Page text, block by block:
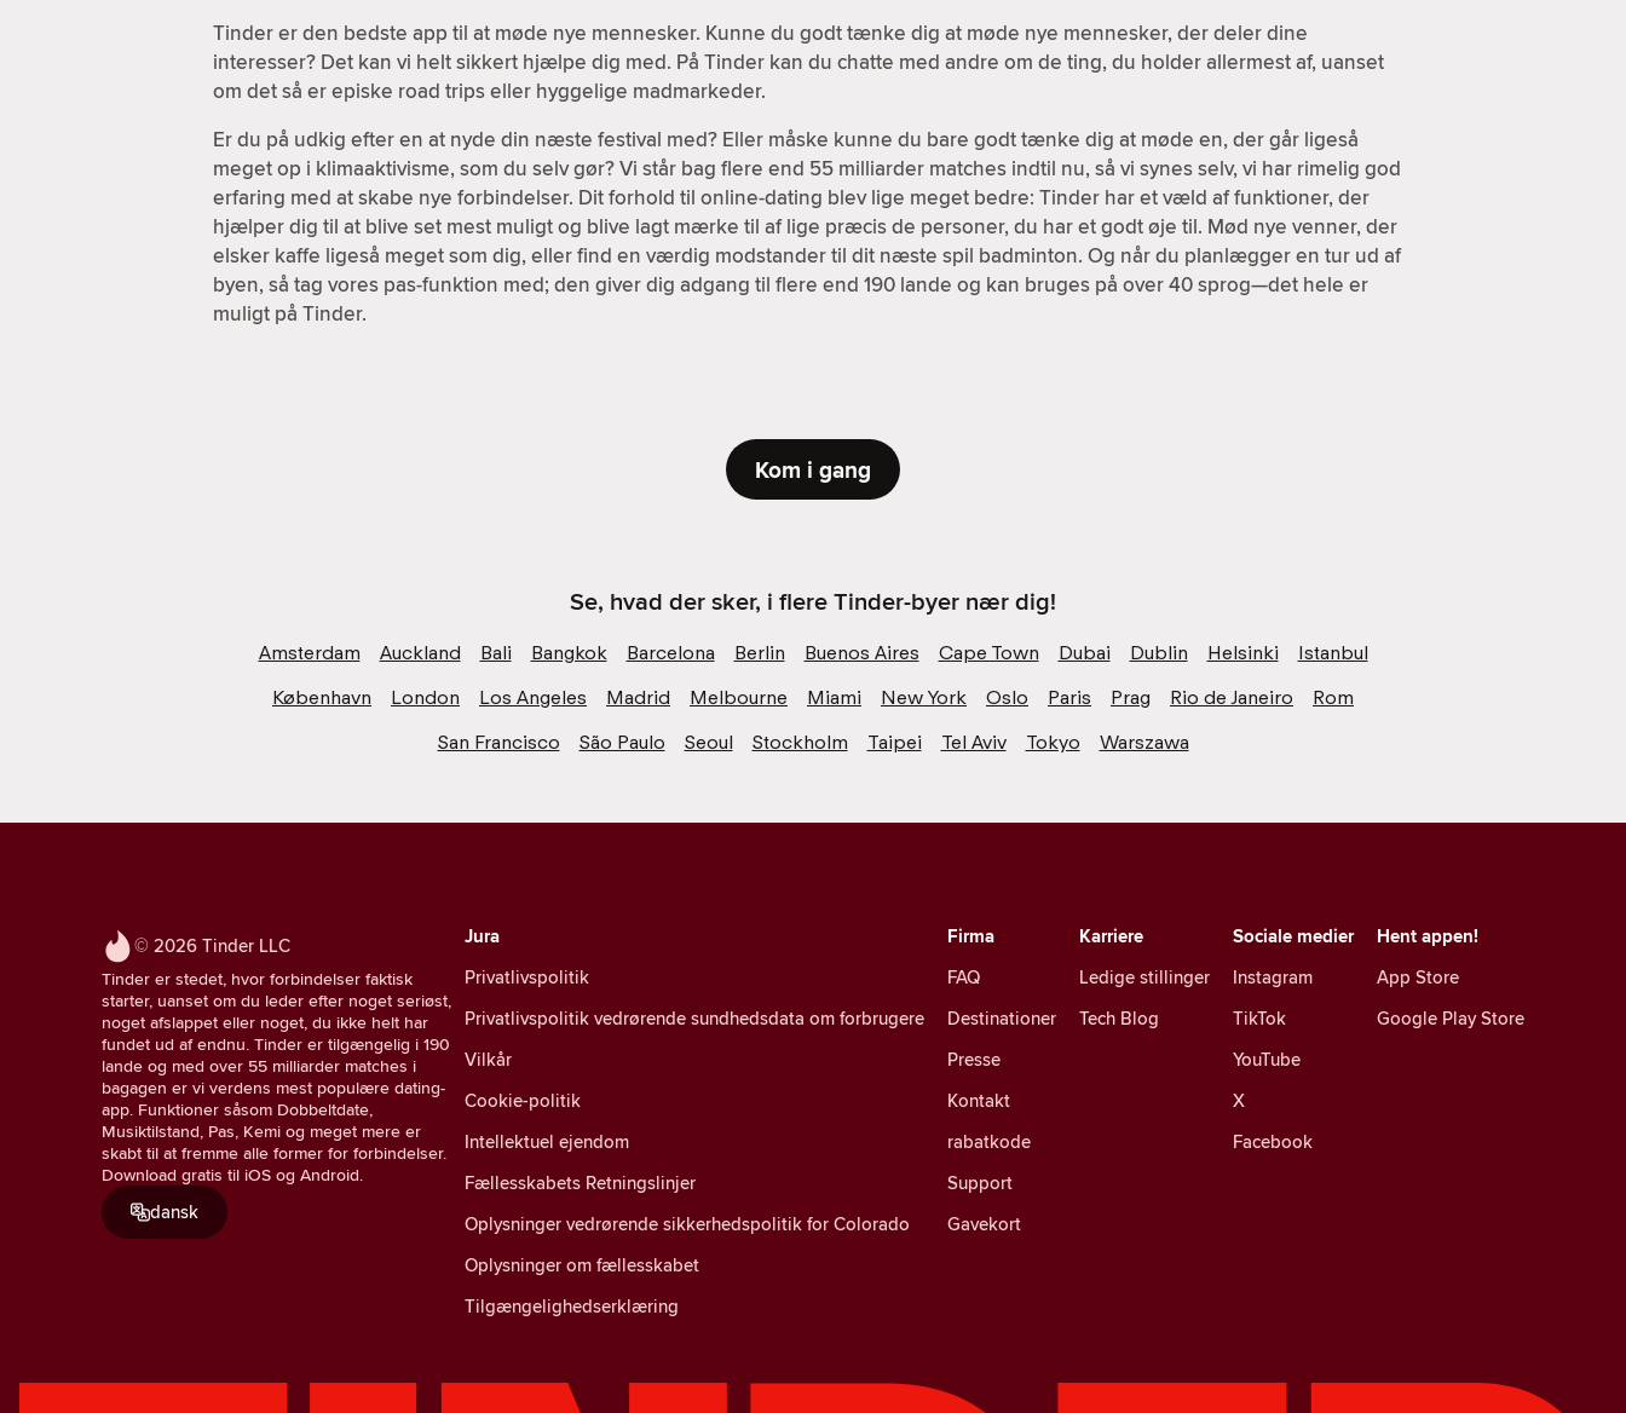
Tinder er den bedste app til at møde nye mennesker. Kunne du godt tænke dig at møde nye mennesker, der deler dine
interesser? Det kan vi helt sikkert hjælpe dig med. På Tinder kan du chatte med andre om de ting, du holder allermest af, uanset
om det så er episke road trips eller hyggelige madmarkeder.
Er du på udkig efter en at nyde din næste festival med? Eller måske kunne du bare godt tænke dig at møde en, der går ligeså
meget op i klimaaktivisme, som du selv gør? Vi står bag flere end 55 milliarder matches indtil nu, så vi synes selv, vi har rimelig god
erfaring med at skabe nye forbindelser. Dit forhold til online-dating blev lige meget bedre: Tinder har et væld af funktioner, der
hjælper dig til at blive set mest muligt og blive lagt mærke til af lige præcis de personer, du har et godt øje til. Mød nye venner, der
elsker kaffe ligeså meget som dig, eller find en værdig modstander til dit næste spil badminton. Og når du planlægger en tur ud af
byen, så tag vores pas-funktion med; den giver dig adgang til flere end 190 lande og kan bruges på over 40 sprog—det hele er
muligt på Tinder.
Kom i gang
Se, hvad der sker, i flere Tinder-byer nær dig!
Amsterdam Auckland Bali Bangkok Barcelona Berlin Buenos Aires Cape Town Dubai Dublin Helsinki
Istanbul
København
London Los Angeles Madrid Melbourne Miami New York Oslo Paris Prag Rio de Janeiro
Rom
San Francisco
São Paulo Seoul Stockholm Taipei Tel Aviv Tokyo Warszawa
© 2026 Tinder LLC
Tinder er stedet, hvor forbindelser faktisk
starter, uanset om du leder efter noget seriøst,
noget afslappet eller noget, du ikke helt har
fundet ud af endnu. Tinder er tilgængelig i 190
lande og med over 55 milliarder matches i
bagagen er vi verdens mest populære dating-
app. Funktioner såsom Dobbeltdate,
Musiktilstand, Pas, Kemi og meget mere er
skabt til at fremme alle former for forbindelser.
Download gratis til iOS og Android.
dansk
Sociale medier
Instagram
TikTok
YouTube
X
Facebook
Jura
Privatlivspolitik
Privatlivspolitik vedrørende sundhedsdata om forbrugere
Vilkår
Cookie-politik
Intellektuel ejendom
Fællesskabets Retningslinjer
Oplysninger vedrørende sikkerhedspolitik for Colorado
Oplysninger om fællesskabet
Tilgængelighedserklæring
Karriere
Ledige stillinger
Tech Blog
Firma
FAQ
Destinationer
Presse
Kontakt
rabatkode
Support
Gavekort
Hent appen!
App Store
Google Play Store